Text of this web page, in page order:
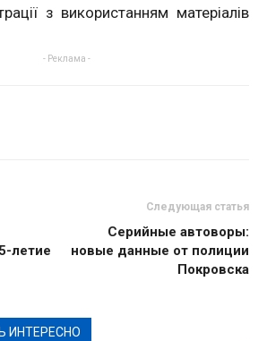
з використанням матеріалів
- Реклама -
летие
Следующая статья
Серийные автоворы:
новые данные от полиции
Покровска
ИНТЕРЕСНО